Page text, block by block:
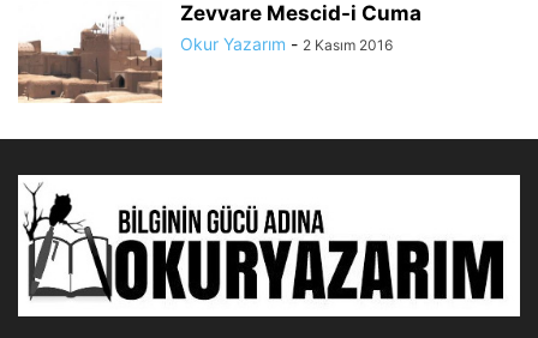
Zevvare Mescid-i Cuma
Okur Yazarım - 2 Kasım 2016